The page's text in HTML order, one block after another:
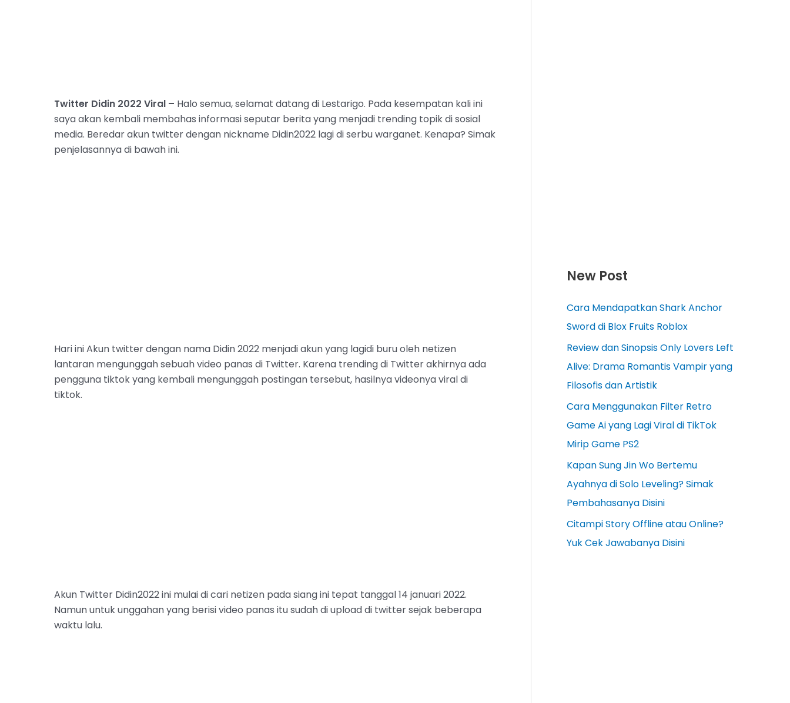
Twitter Didin 2022 Viral – Halo semua, selamat datang di Lestarigo. Pada kesempatan kali ini
saya akan kembali membahas informasi seputar berita yang menjadi trending topik di sosial
media. Beredar akun twitter dengan nickname Didin2022 lagi di serbu warganet. Kenapa? Simak
penjelasannya di bawah ini.
Hari ini Akun twitter dengan nama Didin 2022 menjadi akun yang lagidi buru oleh netizen
lantaran mengunggah sebuah video panas di Twitter. Karena trending di Twitter akhirnya ada
pengguna tiktok yang kembali mengunggah postingan tersebut, hasilnya videonya viral di
tiktok.
Akun Twitter Didin2022 ini mulai di cari netizen pada siang ini tepat tanggal 14 januari 2022.
Namun untuk unggahan yang berisi video panas itu sudah di upload di twitter sejak beberapa
waktu lalu.
New Post
Cara Mendapatkan Shark Anchor
Sword di Blox Fruits Roblox
Review dan Sinopsis Only Lovers Left
Alive: Drama Romantis Vampir yang
Filosofis dan Artistik
Cara Menggunakan Filter Retro
Game Ai yang Lagi Viral di TikTok
Mirip Game PS2
Kapan Sung Jin Wo Bertemu
Ayahnya di Solo Leveling? Simak
Pembahasanya Disini
Citampi Story Offline atau Online?
Yuk Cek Jawabanya Disini